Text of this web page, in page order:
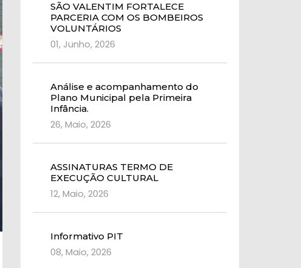
SÃO VALENTIM FORTALECE
PARCERIA COM OS BOMBEIROS
VOLUNTÁRIOS
01, Junho, 2026
Análise e acompanhamento do
Plano Municipal pela Primeira
Infância.
26, Maio, 2026
ASSINATURAS TERMO DE
EXECUÇÃO CULTURAL
12, Maio, 2026
Informativo PIT
08, Maio, 2026